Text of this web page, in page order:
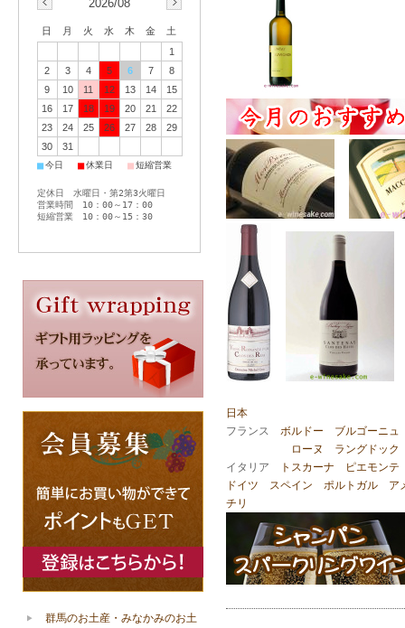
日本
フランス ボルドー
ブルゴーニュ
ローヌ
ラングドック
イタリア
トスカーナ
ピエモンテ
ドイツ
スペイン ポルトガル
ア
チリ
2026/08
日 月 火 水 木 金
土
1
2
3 4 5 6 7
8
9
10 11 12 13 14
15
16
17 18 19 20 21
22
23
24 25 26 27 28
29
30
31
■今日 ■休業日 ■短縮営業
定休日 水曜日・第2第3火曜日
営業時間 10：00～17：00
短縮営業 10：00～15：30
群馬のお土産・みなかみのお土